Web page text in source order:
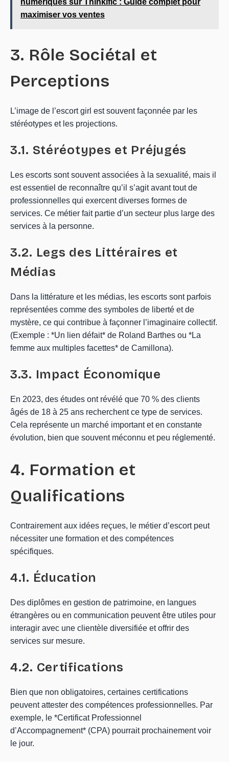
numériques sur Thinkific : Guide complet pour
maximiser vos ventes
3. Rôle Sociétal et
Perceptions
L’image de l’escort girl est souvent façonnée par les
stéréotypes et les projections.
3.1. Stéréotypes et Préjugés
Les escorts sont souvent associées à la sexualité, mais il
est essentiel de reconnaître qu’il s’agit avant tout de
professionnelles qui exercent diverses formes de
services. Ce métier fait partie d’un secteur plus large des
services à la personne.
3.2. Legs des Littéraires et
Médias
Dans la littérature et les médias, les escorts sont parfois
représentées comme des symboles de liberté et de
mystère, ce qui contribue à façonner l’imaginaire collectif.
(Exemple : *Un lien défait* de Roland Barthes ou *La
femme aux multiples facettes* de Camillona).
3.3. Impact Économique
En 2023, des études ont révélé que 70 % des clients
âgés de 18 à 25 ans recherchent ce type de services.
Cela représente un marché important et en constante
évolution, bien que souvent méconnu et peu réglementé.
4. Formation et
Qualifications
Contrairement aux idées reçues, le métier d’escort peut
nécessiter une formation et des compétences
spécifiques.
4.1. Éducation
Des diplômes en gestion de patrimoine, en langues
étrangères ou en communication peuvent être utiles pour
interagir avec une clientèle diversifiée et offrir des
services sur mesure.
4.2. Certifications
Bien que non obligatoires, certaines certifications
peuvent attester des compétences professionnelles. Par
exemple, le *Certificat Professionnel
d’Accompagnement* (CPA) pourrait prochainement voir
le jour.